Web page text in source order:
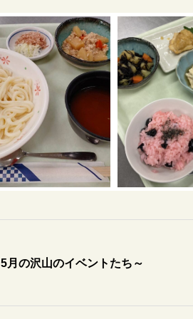
5月の沢山のイベントたち～